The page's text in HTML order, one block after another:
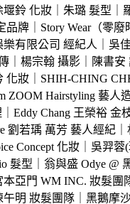
鈴 化妝｜朱璐 髮型｜
品牌｜Story Wear（零廢
有限公司 經紀人｜吳
｜楊宗翰 攝影｜陳書安
妝｜SHIH-CHING
ZOOM Hairstyling 藝人
Eddy Chang 王榮裕 金
劉若瑀 萬芳 藝人經紀
Concept 化妝｜吳羿蓉
髮型｜翁與盛 Odye @
亞門 WM INC. 妝髮團
明 妝髮團隊｜黑鵝摩